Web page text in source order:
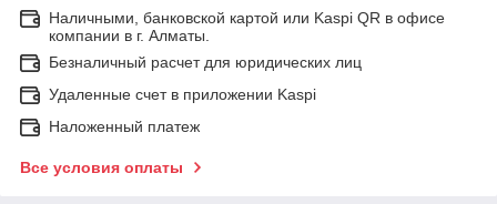
Наличными, банковской картой или Kaspi QR в офисе
компании в г. Алматы.
Безналичный расчет для юридических лиц
Удаленные счет в приложении Kaspi
Наложенный платеж
Все условия оплаты